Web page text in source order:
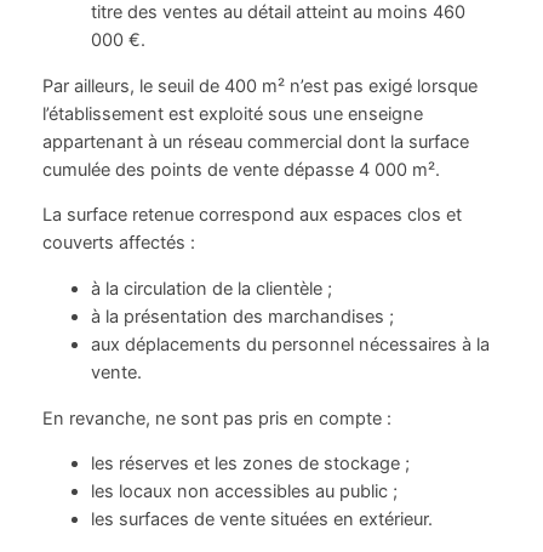
titre des ventes au détail atteint au moins 460
000 €.
Par ailleurs, le seuil de 400 m² n’est pas exigé lorsque
l’établissement est exploité sous une enseigne
appartenant à un réseau commercial dont la surface
cumulée des points de vente dépasse 4 000 m².
La surface retenue correspond aux espaces clos et
couverts affectés :
à la circulation de la clientèle ;
à la présentation des marchandises ;
aux déplacements du personnel nécessaires à la
vente.
En revanche, ne sont pas pris en compte :
les réserves et les zones de stockage ;
les locaux non accessibles au public ;
les surfaces de vente situées en extérieur.